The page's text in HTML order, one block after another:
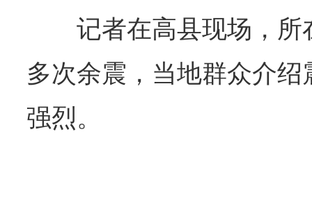
记者在高县现场，
多次余震，当地群众介
强烈。